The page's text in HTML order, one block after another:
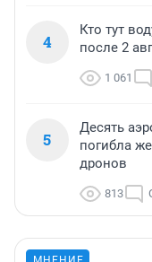
4
Кто тут
после 2
1 061
5
Десять
погибла
дронов
813